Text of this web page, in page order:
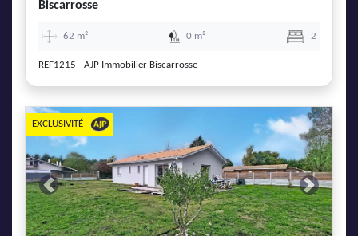
Biscarrosse
62 m² 0 m² 2
REF1215 - AJP Immobilier Biscarrosse
Previous Next
EXCLUSIVITÉ